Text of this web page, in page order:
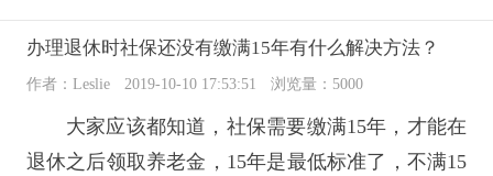
办理退休时社保还没有缴满15年有什么解决方法？
作者：Leslie 2019-10-10 17:53:51 浏览量：5000
大家应该都知道，社保需要缴满15年，才能在
退休之后领取养老金，15年是最低标准了，不满15